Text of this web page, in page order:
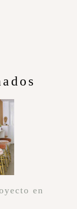
en